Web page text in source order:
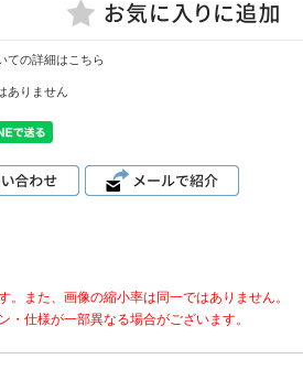
ての詳細はこちら
ありません
また、画像の縮小率は同一ではありません。
仕様が一部異なる場合がございます。